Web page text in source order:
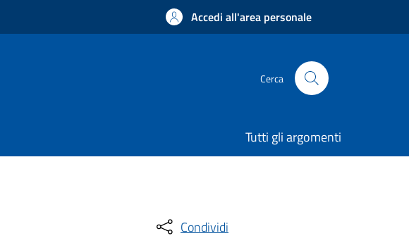
Accedi all'area personale
Cerca
Tutti gli argomenti
Condividi